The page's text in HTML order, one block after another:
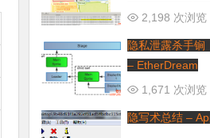
2,198 次浏览
隐私泄露杀手
– EtherDream
1,671 次浏览
隐写术总结 –